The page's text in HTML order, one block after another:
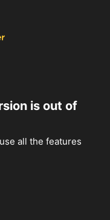
is out of
all the features